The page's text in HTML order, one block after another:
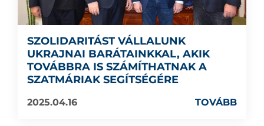
SZOLIDARITÁST VÁLLALUNK
UKRAJNAI BARÁTAINKKAL, AKIK
TOVÁBBRA IS SZÁMÍTHATNAK A
SZATMÁRIAK SEGÍTSÉGÉRE
2025.04.16 TOVÁBB